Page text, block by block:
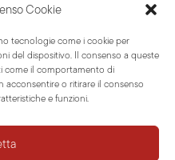
Cookie
tecnologie come i cookie per
del dispositivo. Il consenso a queste
come il comportamento di
acconsentire o ritirare il consenso
e funzioni.